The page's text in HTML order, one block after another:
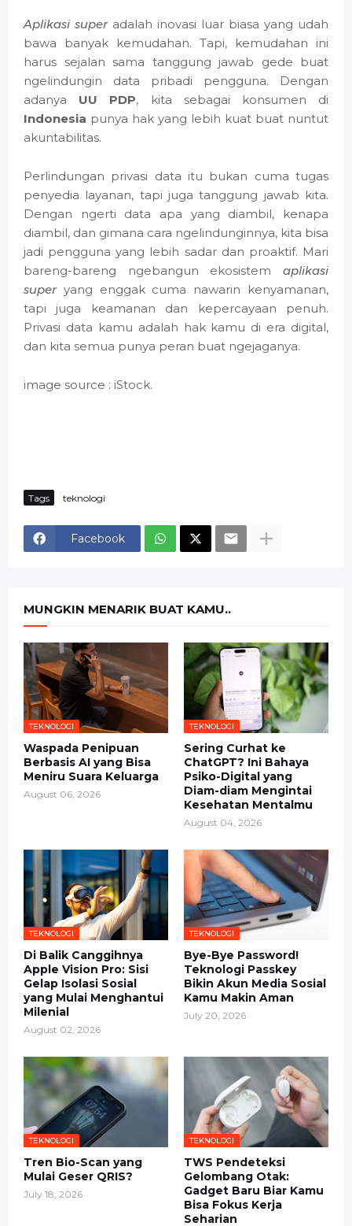
Aplikasi superadalah inovasi luar biasa yang udah
bawa banyak kemudahan. Tapi, kemudahan ini
harus sejalan sama tanggung jawab gede buat
ngelindungin data pribadi pengguna. Dengan
adanya UU PDP, kita sebagai konsumen di
Indonesia punya hak yang lebih kuat buat nuntut
akuntabilitas.
Perlindungan privasi data itu bukan cuma tugas
penyedia layanan, tapi juga tanggung jawab kita.
Dengan ngerti data apa yang diambil, kenapa
diambil, dan gimana cara ngelindunginnya, kita bisa
jadi pengguna yang lebih sadar dan proaktif. Mari
bareng-bareng ngebangun ekosistem aplikasi
superyang enggak cuma nawarin kenyamanan,
tapi juga keamanan dan kepercayaan penuh.
Privasi data kamu adalah hak kamu di era digital,
dan kita semua punya peran buat ngejaganya.
image source : iStock.
Tags teknologi
Facebook
MUNGKIN MENARIK BUAT KAMU..
TEKNOLOGI
Waspada Penipuan
Berbasis AI yang Bisa
Meniru Suara Keluarga
August 06, 2026
TEKNOLOGI
Sering Curhat ke
ChatGPT? Ini Bahaya
Psiko-Digital yang
Diam-diam Mengintai
Kesehatan Mentalmu
August 04, 2026
TEKNOLOGI
Di Balik Canggihnya
Apple Vision Pro: Sisi
Gelap Isolasi Sosial
yang Mulai Menghantui
Milenial
August 02, 2026
TEKNOLOGI
Bye-Bye Password!
Teknologi Passkey
Bikin Akun Media Sosial
Kamu Makin Aman
July 20, 2026
TEKNOLOGI
Tren Bio-Scan yang
Mulai Geser QRIS?
July 18, 2026
TEKNOLOGI
TWS Pendeteksi
Gelombang Otak:
Gadget Baru Biar Kamu
Bisa Fokus Kerja
Seharian